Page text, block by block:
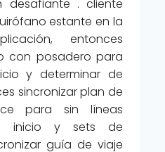
desafiante . cliente
estante en la
entonces
con posadero para
y determinar de
sincronizar plan de
para sin líneas
inicio y sets de
guía de viaje